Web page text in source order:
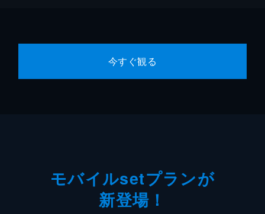
今すぐ観る
モバイルsetプランが
新登場！